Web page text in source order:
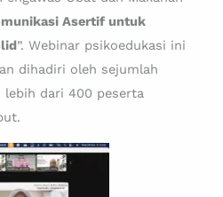
Asertif untuk
”. Webinar psikoedukasi ini
dihadiri oleh sejumlah
lebih dari 400 peserta